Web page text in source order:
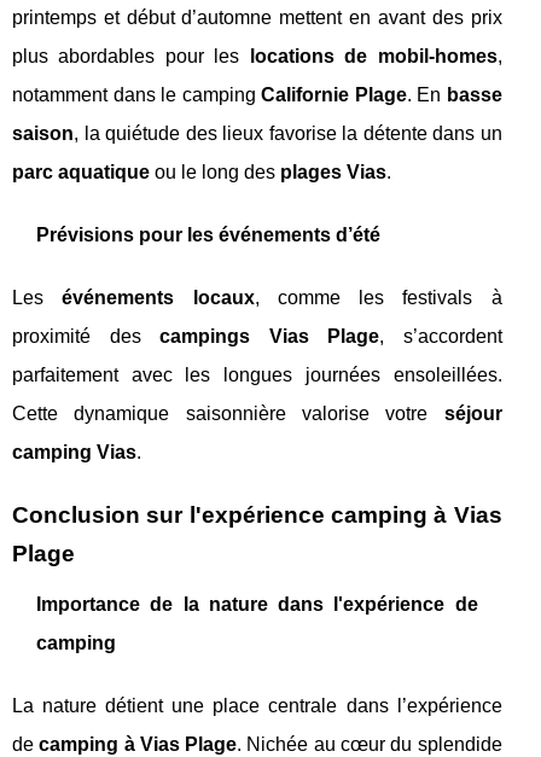
printemps et début d’automne mettent en avant des prix
plus abordables pour les
locations de mobil-homes,
notamment dans le campingCalifornie Plage. En basse
saison, la quiétude des lieux favorise la détente dans un
parc aquatique ou le long des plages Vias.
Prévisions pour les événements d’été
Lesévénements locaux, comme les festivals à
proximité descampings Vias Plage, s’accordent
parfaitement avec les longues journées ensoleillées.
Cette dynamique saisonnière valorise votre séjour
camping Vias.
Conclusion sur l'expérience camping à Vias
Plage
Importance de la nature dans l'expérience de
camping
La nature détient une place centrale dans l’expérience
decamping à Vias Plage. Nichée au cœur du splendide